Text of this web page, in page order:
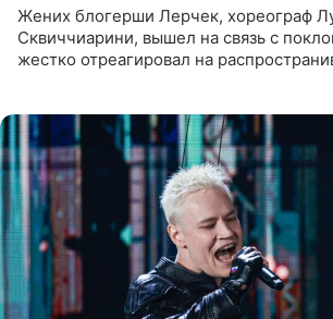
Жених блогерши Лерчек, хореограф
Сквиччиарини, вышел на связь с
жестко отреагировал на